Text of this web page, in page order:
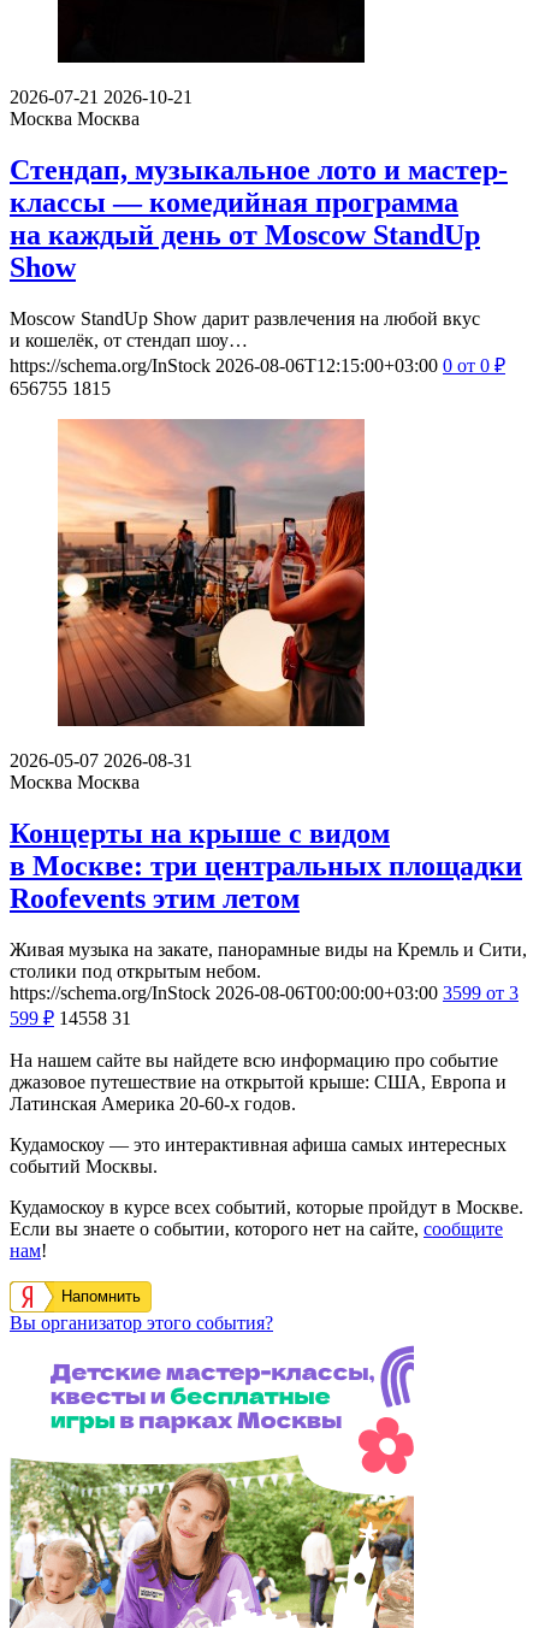
2026-07-21 2026-10-21
Москва Москва
Стендап, музыкальное лото и мастер-
классы — комедийная программа
на каждый день от Moscow StandUp
Show
Moscow StandUp Show дарит развлечения на любой вкус
и кошелёк, от стендап шоу…
https://schema.org/InStock 2026-08-06T12:15:00+03:00 0 от 0 ₽
656755 1815
2026-05-07 2026-08-31
Москва Москва
Концерты на крыше с видом
в Москве: три центральных площадки
Roofevents этим летом
Живая музыка на закате, панорамные виды на Кремль и Сити,
столики под открытым небом.
https://schema.org/InStock 2026-08-06T00:00:00+03:00 3599 от 3
599 ₽ 14558 31
На нашем сайте вы найдете всю информацию про событие
джазовое путешествие на открытой крыше: США, Европа и
Латинская Америка 20-60-х годов.
Кудамоскоу — это интерактивная афиша самых интересных
событий Москвы.
Кудамоскоу в курсе всех событий, которые пройдут в Москве.
Если вы знаете о событии, которого нет на сайте, сообщите
нам!
Напомнить
Вы организатор этого события?